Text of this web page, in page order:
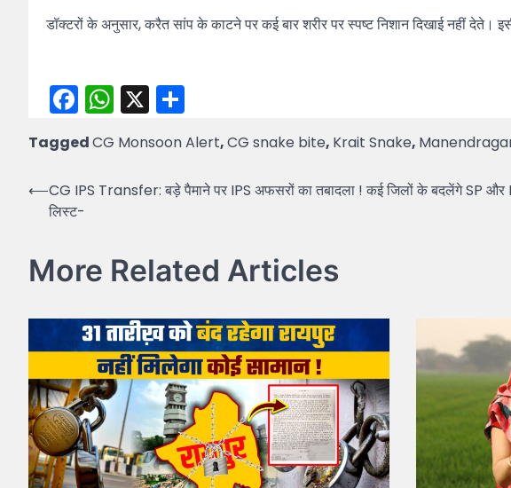
डॉक्टरों के अनुसार, करैत सांप के काटने पर कई बार शरीर पर स्पष्ट निशान दिखाई नहीं देते।
Facebook
WhatsApp
X
TaggedCG Monsoon Alert,CG snake bite, Krait Snake,
Post
navigation
⟵CG IPS Transfer: बड़े पैमाने पर IPS अफसरों का तबादला ! कई जिलों के बदलेंगे SP और
लिस्ट-
More Related Articles